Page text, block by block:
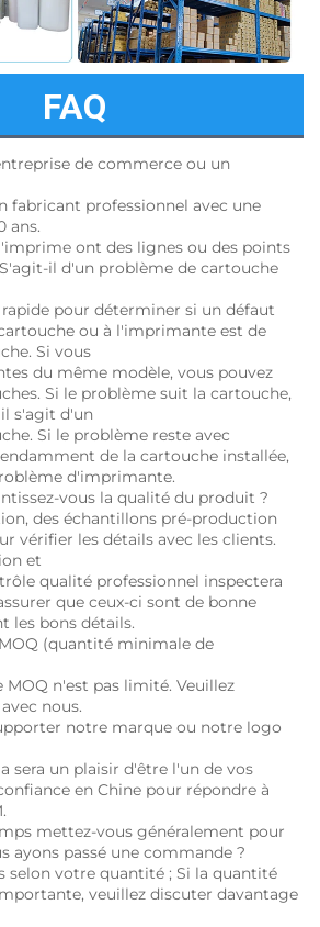
FAQ
de commerce ou un
fabricant professionnel avec une
ans.
ont des lignes ou des points
il d'un problème de cartouche
rapide pour déterminer si un défaut
ou à l'imprimante est de
Si vous
du même modèle, vous pouvez
Si le problème suit la cartouche,
s'agit d'un
Si le problème reste avec
de la cartouche installée,
d'imprimante.
vous la qualité du produit ?
des échantillons pré-production
vérifier les détails avec les clients.
et
qualité professionnel inspectera
que ceux-ci sont de bonne
les bons détails.
(quantité minimale de
MOQ n'est pas limité. Veuillez
nous.
notre marque ou notre logo
sera un plaisir d'être l'un de vos
en Chine pour répondre à
mettez-vous généralement pour
ayons passé une commande ?
selon votre quantité ; Si la quantité
veuillez discuter davantage